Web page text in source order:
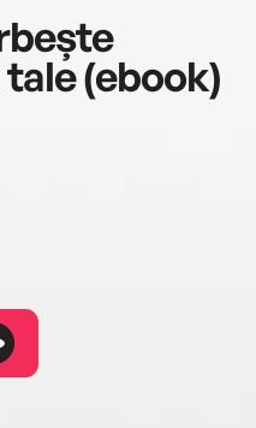
(ebook)